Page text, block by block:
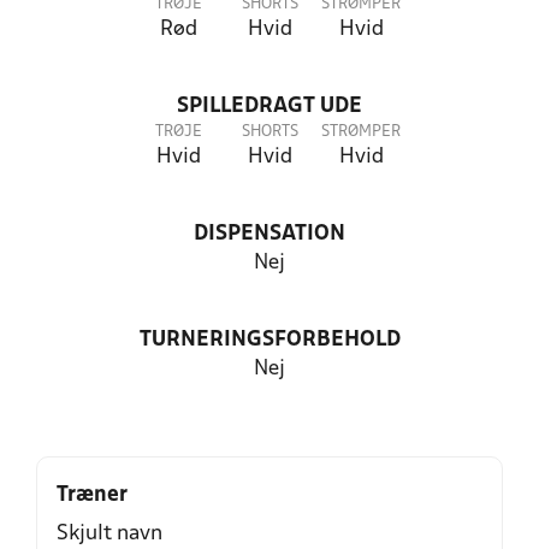
TRØJE
Rød
SHORTS
Hvid
STRØMPER
Hvid
SPILLEDRAGT UDE
TRØJE
Hvid
SHORTS
Hvid
STRØMPER
Hvid
DISPENSATION
Nej
TURNERINGSFORBEHOLD
Nej
Træner
Skjult navn